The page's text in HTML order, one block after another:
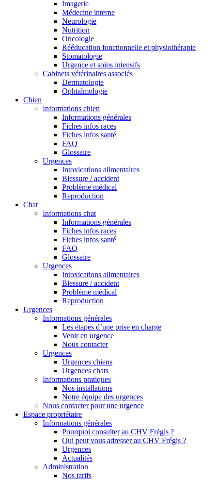
Imagerie
Médecine interne
Neurologie
Nutrition
Oncologie
Rééducation fonctionnelle et physiothérapie
Stomatologie
Urgence et soins intensifs
Cabinets vétérinaires associés
Dermatologie
Ophtalmologie
Chien
Informations chien
Informations générales
Fiches infos races
Fiches infos santé
FAQ
Glossaire
Urgences
Intoxications alimentaires
Blessure / accident
Problème médical
Reproduction
Chat
Informations chat
Informations générales
Fiches infos races
Fiches infos santé
FAQ
Glossaire
Urgences
Intoxications alimentaires
Blessure / accident
Problème médical
Reproduction
Urgences
Informations générales
Les étapes d’une prise en charge
Venir en urgence
Nous contacter
Urgences
Urgences chiens
Urgences chats
Informations pratiques
Nos installations
Notre équipe des urgences
Nous contacter pour une urgence
Espace propriétaire
Informations générales
Pourquoi consulter au CHV Frégis ?
Qui peut vous adresser au CHV Frégis ?
Urgences
Actualités
Administration
Nos tarifs